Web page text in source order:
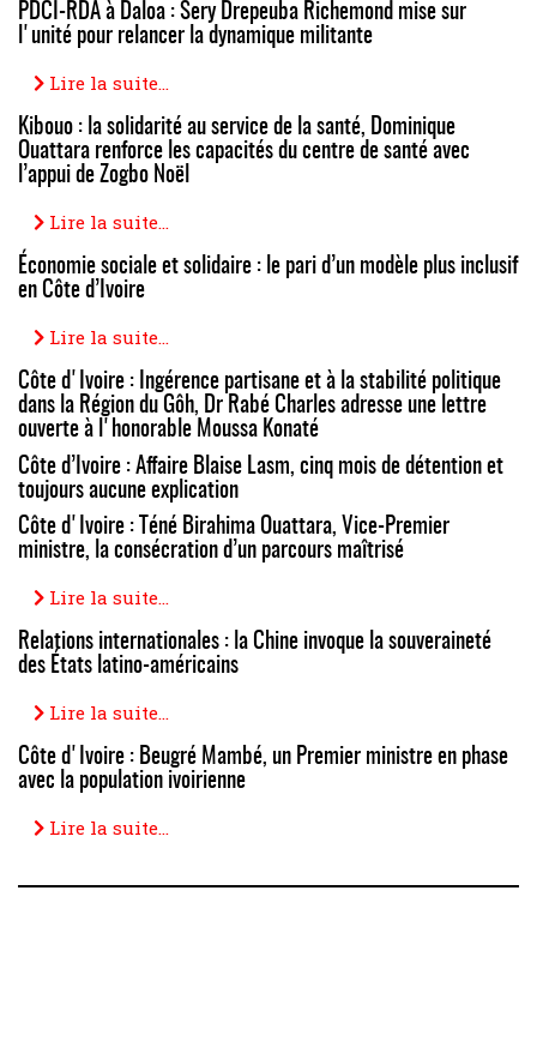
PDCI-RDA à Daloa : Sery Drepeuba Richemond mise sur
l'unité pour relancer la dynamique militante
Lire la suite...
Kibouo : la solidarité au service de la santé, Dominique
Ouattara renforce les capacités du centre de santé avec
l’appui de Zogbo Noël
Lire la suite...
Économie sociale et solidaire : le pari d’un modèle plus inclusif
en Côte d’Ivoire
Lire la suite...
Côte d'Ivoire : Ingérence partisane et à la stabilité politique
dans la Région du Gôh, Dr Rabé Charles adresse une lettre
ouverte à l'honorable Moussa Konaté
Côte d’Ivoire : Affaire Blaise Lasm, cinq mois de détention et
toujours aucune explication
Côte d'Ivoire : Téné Birahima Ouattara, Vice-Premier
ministre, la consécration d’un parcours maîtrisé
Lire la suite...
Relations internationales : la Chine invoque la souveraineté
des États latino-américains
Lire la suite...
Côte d'Ivoire : Beugré Mambé, un Premier ministre en phase
avec la population ivoirienne
Lire la suite...